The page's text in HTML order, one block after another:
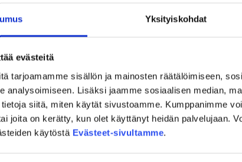
Yksityiskohdat
evästeitä
tarjoamamme sisällön ja mainosten räätälöimiseen,
analysoimiseen. Lisäksi jaamme sosiaalisen median,
siitä, miten käytät sivustoamme. Kumppanimme
joita on kerätty, kun olet käyttänyt heidän palvelujaan.
käytöstä Evästeet-sivultamme.
uutta puhuria JYPin A-Nuorten
JYPin tämän syksyn huikea
kaupan päälle. Lauri Merikivi valmennus- ja
JYPin A-Nuoret ovat sarjassaan hetkellä toisena
maalilla per ottelu.